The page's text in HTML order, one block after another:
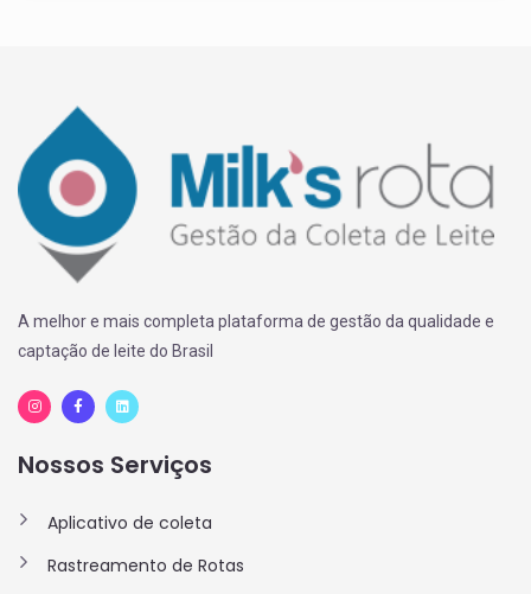
A melhor e mais completa plataforma de gestão da qualidade e
captação de leite do Brasil
Nossos Serviços
Aplicativo de coleta
Rastreamento de Rotas